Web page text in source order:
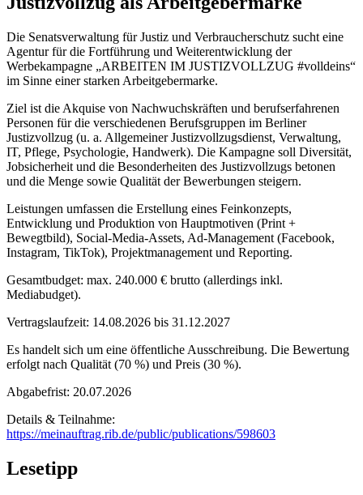
Die Senatsverwaltung für Justiz und Verbraucherschutz sucht eine
Agentur für die Fortführung und Weiterentwicklung der
Werbekampagne „ARBEITEN IM JUSTIZVOLLZUG #volldeins“
im Sinne einer starken Arbeitgebermarke.
Ziel ist die Akquise von Nachwuchskräften und berufserfahrenen
Personen für die verschiedenen Berufsgruppen im Berliner
Justizvollzug (u. a. Allgemeiner Justizvollzugsdienst, Verwaltung,
IT, Pflege, Psychologie, Handwerk). Die Kampagne soll Diversität,
Jobsicherheit und die Besonderheiten des Justizvollzugs betonen
und die Menge sowie Qualität der Bewerbungen steigern.
Leistungen umfassen die Erstellung eines Feinkonzepts,
Entwicklung und Produktion von Hauptmotiven (Print +
Bewegtbild), Social-Media-Assets, Ad-Management (Facebook,
Instagram, TikTok), Projektmanagement und Reporting.
Gesamtbudget: max. 240.000 € brutto (allerdings inkl.
Mediabudget).
Vertragslaufzeit: 14.08.2026 bis 31.12.2027
Es handelt sich um eine öffentliche Ausschreibung. Die Bewertung
erfolgt nach Qualität (70 %) und Preis (30 %).
Abgabefrist: 20.07.2026
Details & Teilnahme:
https://meinauftrag.rib.de/public/publications/598603
Lesetipp